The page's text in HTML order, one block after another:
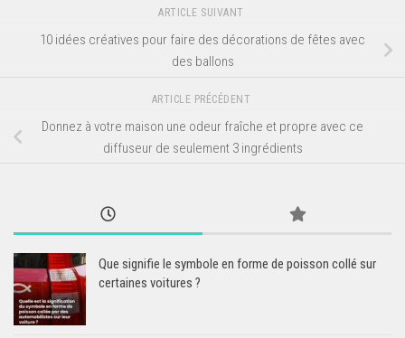
ARTICLE SUIVANT
10 idées créatives pour faire des décorations de fêtes avec
des ballons
ARTICLE PRÉCÉDENT
Donnez à votre maison une odeur fraîche et propre avec ce
diffuseur de seulement 3 ingrédients
Que signifie le symbole en forme de poisson collé sur
certaines voitures ?